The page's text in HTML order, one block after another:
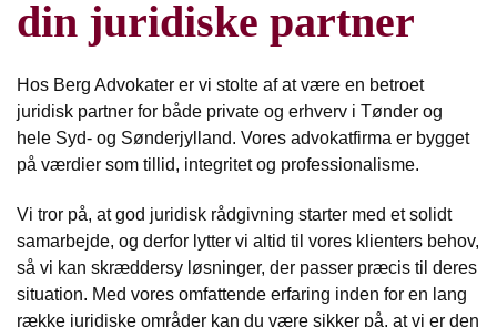
din juridiske partner
Hos Berg Advokater er vi stolte af at være en betroet
juridisk partner for både private og erhverv i Tønder og
hele Syd- og Sønderjylland. Vores advokatfirma er bygget
på værdier som tillid, integritet og professionalisme.
Vi tror på, at god juridisk rådgivning starter med et solidt
samarbejde, og derfor lytter vi altid til vores klienters behov,
så vi kan skræddersy løsninger, der passer præcis til deres
situation. Med vores omfattende erfaring inden for en lang
række juridiske områder kan du være sikker på, at vi er den